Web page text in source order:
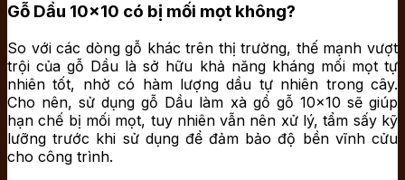
Gỗ Dầu 10×10 có bị mối mọt không?
So với các dòng gỗ khác trên thị trường, thế mạnh vượt
trội của gỗ Dầu là sở hữu khả năng kháng mối mọt tự
nhiên tốt, nhờ có hàm lượng dầu tự nhiên trong cây.
Cho nên, sử dụng gỗ Dầu làm xà gồ gỗ 10×10 sẽ giúp
hạn chế bị mối mọt, tuy nhiên vẫn nên xử lý, tẩm sấy kỹ
lưỡng trước khi sử dụng để đảm bảo độ bền vĩnh cửu
cho công trình.